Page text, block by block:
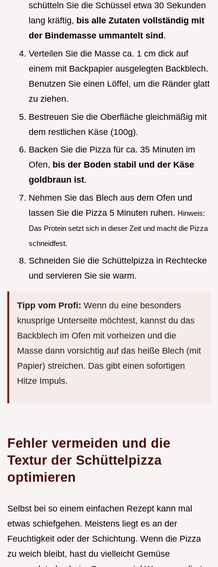
schütteln Sie die Schüssel etwa 30 Sekunden
lang kräftig, bis alle Zutaten vollständig mit
der Bindemasse ummantelt sind .
Verteilen Sie die Masse ca. 1 cm dick auf
einem mit Backpapier ausgelegten Backblech.
Benutzen Sie einen Löffel, um die Ränder glatt
zu ziehen.
Bestreuen Sie die Oberfläche gleichmäßig mit
dem restlichen Käse (100g).
Backen Sie die Pizza für ca. 35 Minuten im
Ofen, bis der Boden stabil und der Käse
goldbraun ist.
Nehmen Sie das Blech aus dem Ofen und
lassen Sie die Pizza 5 Minuten ruhen. Hinweis:
Das Protein setzt sich in dieser Zeit und macht die Pizza
schneidfest.
Schneiden Sie die Schüttelpizza in Rechtecke
und servieren Sie sie warm.
Tipp vom Profi: Wenn du eine besonders
knusprige Unterseite möchtest, kannst du das
Backblech im Ofen mit vorheizen und die
Masse dann vorsichtig auf das heiße Blech (mit
Papier) streichen. Das gibt einen sofortigen
Hitze Impuls.
Fehler vermeiden und die
Textur der Schüttelpizza
optimieren
Selbst bei so einem einfachen Rezept kann mal
etwas schiefgehen. Meistens liegt es an der
Feuchtigkeit oder der Schichtung. Wenn die Pizza
zu weich bleibt, hast du vielleicht Gemüse